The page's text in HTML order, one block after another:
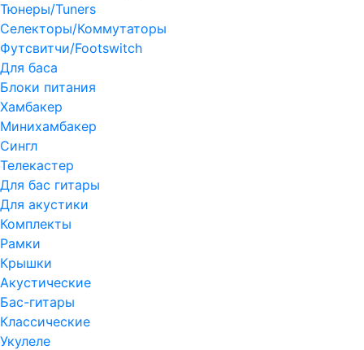
Тюнеры/Tuners
Селекторы/Коммутаторы
Футсвитчи/Footswitch
Для баса
Блоки питания
Хамбакер
Минихамбакер
Сингл
Телекастер
Для бас гитары
Для акустики
Комплекты
Рамки
Крышки
Акустические
Бас-гитары
Классические
Укулеле